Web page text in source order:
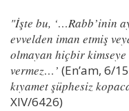
"İşte bu, ‘…Rabb’inin
evvelden iman etmiş
olmayan hiçbir
vermez…’ (En’am, 6/
kıyamet şüphesiz
XIV/6426)